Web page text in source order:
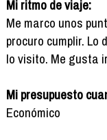
Mi ritmo de viaje:
Me marco unos
procuro cumplir. Lo
lo visito. Me gusta
Mi presupuesto
Económico